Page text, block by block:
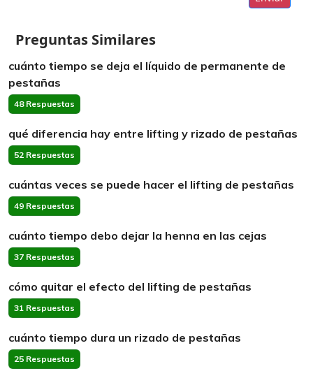
Preguntas Similares
cuánto tiempo se deja el líquido de permanente de
pestañas
48 Respuestas
qué diferencia hay entre lifting y rizado de pestañas
52 Respuestas
cuántas veces se puede hacer el lifting de pestañas
49 Respuestas
cuánto tiempo debo dejar la henna en las cejas
37 Respuestas
cómo quitar el efecto del lifting de pestañas
31 Respuestas
cuánto tiempo dura un rizado de pestañas
25 Respuestas